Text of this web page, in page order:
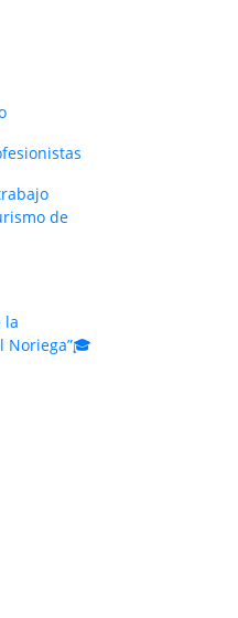
de
la
Noriega”🎓